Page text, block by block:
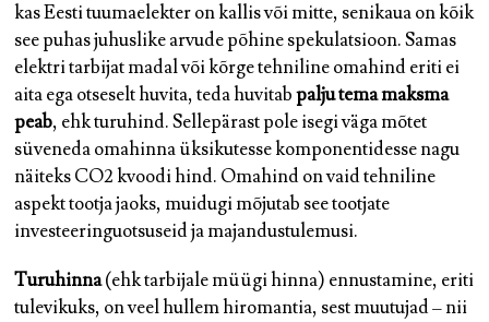
kas Eesti tuumaelekter on kallis või mitte, senikaua on kõik
see puhas juhuslike arvude põhine spekulatsioon. Samas
elektri tarbijat madal või kõrge tehniline omahind eriti ei
aita ega otseselt huvita, teda huvitabpalju tema maksma
peab, ehk turuhind. Sellepärast pole isegi väga mõtet
süveneda omahinna üksikutesse komponentidesse nagu
näiteks CO2 kvoodi hind. Omahind on vaid tehniline
aspekt tootja jaoks, muidugi mõjutab see tootjate
investeeringuotsuseid ja majandustulemusi.
Turuhinna(ehk tarbijale müügi hinna) ennustamine, eriti
tulevikuks, on veel hullem hiromantia, sest muutujad – nii